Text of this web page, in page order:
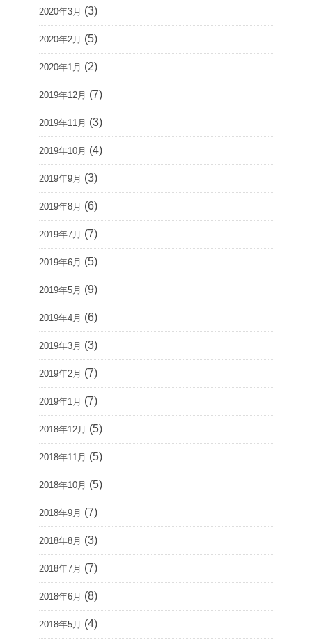
2020年3月 (3)
2020年2月 (5)
2020年1月 (2)
2019年12月 (7)
2019年11月 (3)
2019年10月 (4)
2019年9月 (3)
2019年8月 (6)
2019年7月 (7)
2019年6月 (5)
2019年5月 (9)
2019年4月 (6)
2019年3月 (3)
2019年2月 (7)
2019年1月 (7)
2018年12月 (5)
2018年11月 (5)
2018年10月 (5)
2018年9月 (7)
2018年8月 (3)
2018年7月 (7)
2018年6月 (8)
2018年5月 (4)